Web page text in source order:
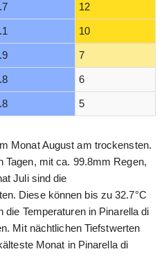
12
10
7
6
5
Monat August am trockensten.
Tagen, mit ca. 99.8mm Regen,
Juli sind die
Diese können bis zu 32.7°C
Temperaturen in Pinarella di
Mit nächtlichen Tiefstwerten
Monat in Pinarella di